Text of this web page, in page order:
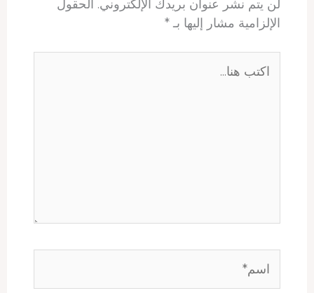
لن يتم نشر عنوان بريدك الإلكتروني. الحقول
الإلزامية مشار إليها بـ*
هنا...